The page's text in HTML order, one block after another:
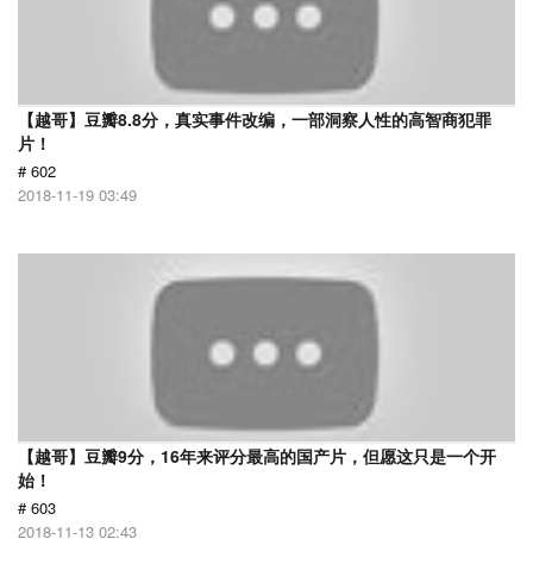
【越哥】豆瓣8.8分，真实事件改编，一部洞察人性的高智商犯罪
片！
# 602
2018-11-19 03:49
【越哥】豆瓣9分，16年来评分最高的国产片，但愿这只是一个开
始！
# 603
2018-11-13 02:43